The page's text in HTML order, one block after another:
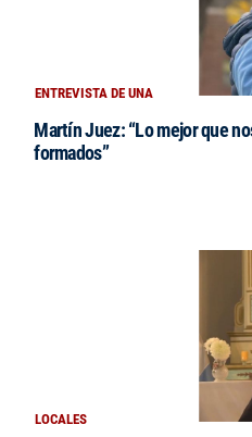
ENTREVISTA DE UNA
Martín Juez: “Lo mejor que
formados”
LOCALES